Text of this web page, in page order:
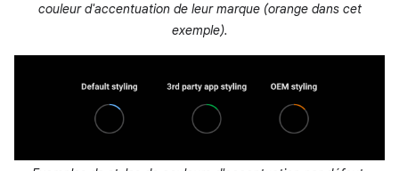
couleur d'accentuation de leur marque (orange dans cet
exemple).